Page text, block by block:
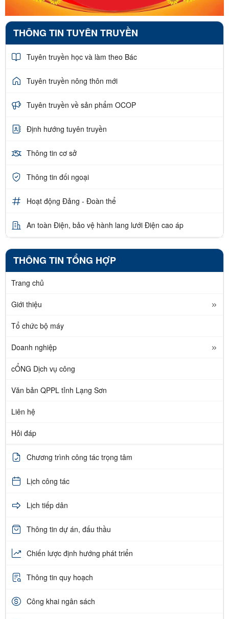
THÔNG TIN TUYÊN TRUYỀN
Tuyên truyền học và làm theo Bác
Tuyên truyền nông thôn mới
Tuyên truyền về sản phẩm OCOP
Định hướng tuyên truyền
Thông tin cơ sở
Thông tin đối ngoại
Hoạt động Đảng - Đoàn thể
An toàn Điện, bảo vệ hành lang lưới Điện cao áp
THÔNG TIN TỔNG HỢP
Trang chủ
Giới thiệu
Tổ chức bộ máy
Doanh nghiệp
cỔNG Dịch vụ công
Văn bản QPPL tỉnh Lạng Sơn
Liên hệ
Hỏi đáp
Chương trình công tác trọng tâm
Lịch công tác
Lịch tiếp dân
Thông tin dự án, đấu thầu
Chiến lược định hướng phát triển
Thông tin quy hoạch
Công khai ngân sách